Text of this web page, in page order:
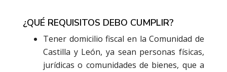
¿QUÉ REQUISITOS DEBO CUMPLIR?
Tener domicilio fiscal en la Comunidad de
Castilla y León, ya sean personas físicas,
jurídicas o comunidades de bienes, que a